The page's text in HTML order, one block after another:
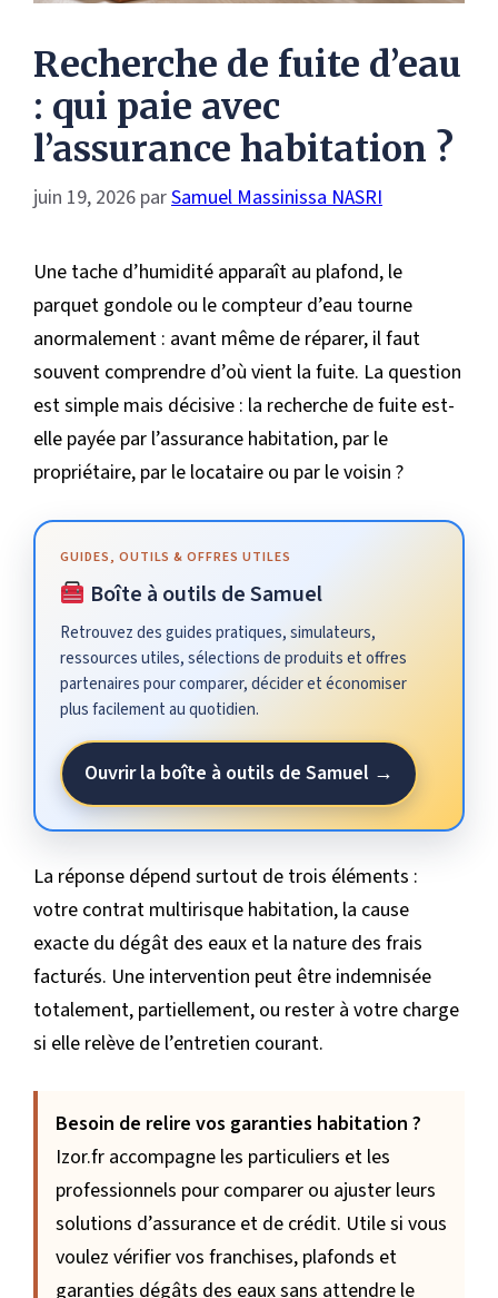
Recherche de fuite d’eau
: qui paie avec
l’assurance habitation ?
juin 19, 2026 parSamuel Massinissa NASRI
Une tache d’humidité apparaît au plafond, le
parquet gondole ou le compteur d’eau tourne
anormalement : avant même de réparer, il faut
souvent comprendre d’où vient la fuite. La question
est simple mais décisive : la recherche de fuite est-
elle payée par l’assurance habitation, par le
propriétaire, par le locataire ou par le voisin ?
GUIDES, OUTILS & OFFRES UTILES
Boîte à outils de Samuel
Retrouvez des guides pratiques, simulateurs,
ressources utiles, sélections de produits et offres
partenaires pour comparer, décider et économiser
plus facilement au quotidien.
Ouvrir la boîte à outils de Samuel →
La réponse dépend surtout de trois éléments :
votre contrat multirisque habitation, la cause
exacte du dégât des eaux et la nature des frais
facturés. Une intervention peut être indemnisée
totalement, partiellement, ou rester à votre charge
si elle relève de l’entretien courant.
Besoin de relire vos garanties habitation ?
Izor.fr accompagne les particuliers et les
professionnels pour comparer ou ajuster leurs
solutions d’assurance et de crédit. Utile si vous
voulez vérifier vos franchises, plafonds et
garanties dégâts des eaux sans attendre le